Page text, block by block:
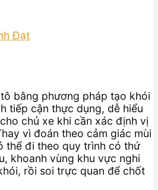
Đạt
bằng phương pháp tạo khói
tiếp cận thực dụng, dễ hiểu
chủ xe khi cần xác định vị
vì đoán theo cảm giác mùi
thể đi theo quy trình có thứ
khoanh vùng khu vực nghi
rồi soi trực quan để chốt